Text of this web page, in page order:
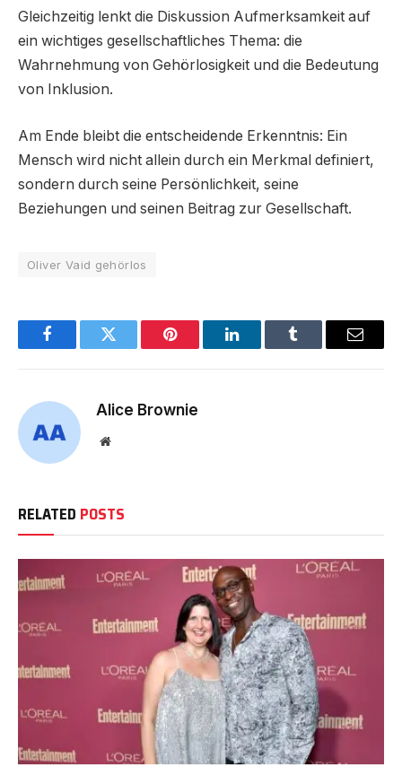
Gleichzeitig lenkt die Diskussion Aufmerksamkeit auf
ein wichtiges gesellschaftliches Thema: die
Wahrnehmung von Gehörlosigkeit und die Bedeutung
von Inklusion.
Am Ende bleibt die entscheidende Erkenntnis: Ein
Mensch wird nicht allein durch ein Merkmal definiert,
sondern durch seine Persönlichkeit, seine
Beziehungen und seinen Beitrag zur Gesellschaft.
Oliver Vaid gehörlos
FacebookTwitter Pinterest LinkedInTumblr Email
Alice Brownie
Website
RELATED POSTS